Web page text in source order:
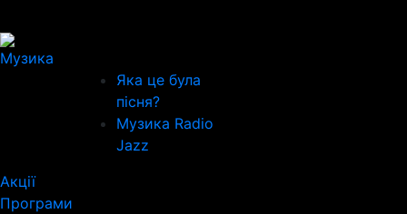
Музика
Яка це була
пісня?
Музика Radio
Jazz
Акції
Програми